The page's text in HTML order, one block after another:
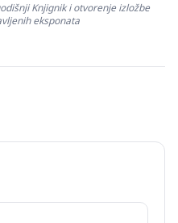
Knjignik i otvorenje izložbe
eksponata